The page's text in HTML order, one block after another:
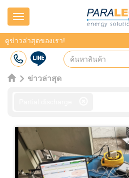
Navigation
ดูข่าวล่าสุดของเรา!
ข่าวล่าสุด